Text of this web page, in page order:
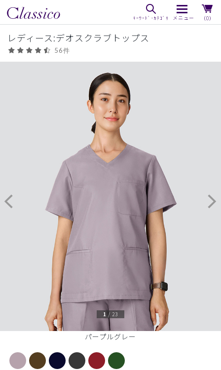
（0）
レディース:デオスクラブトップス
56件
パープルグレー
1 / 23